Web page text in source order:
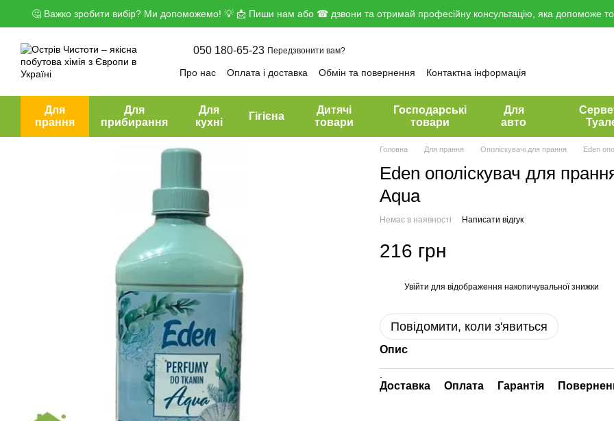
Перейти до основного контенту
🤔 Важко зробити вибір? Ми допоможемо! 💡 📩 Пиши нам або ☎ дзвони та отримай професійну консультацію, яка допоможе
050 180-65-23 Передзвонити вам?
Про нас Оплата і доставка Обмін та повернення
Контактна інформація
Для
прання
Для
прибирання
Для
кухні
Гігієна
Дитячі
товари
Господарські
товари
Для
авто
Головна Для прання Ополіскувачі для прання Eden
Eden ополіскувач для
Aqua
Немає в наявності Написати відгук
216 грн
Увійти для відображення накопичувальної знижки
Повідомити, коли з'явиться
Опис
Доставка Оплата Гарантія